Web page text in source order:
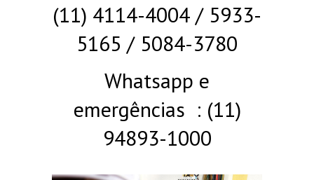
(11) 4114-4004 / 5933-
5165 / 5084-3780
Whatsapp e
emergências : (11)
94893-1000